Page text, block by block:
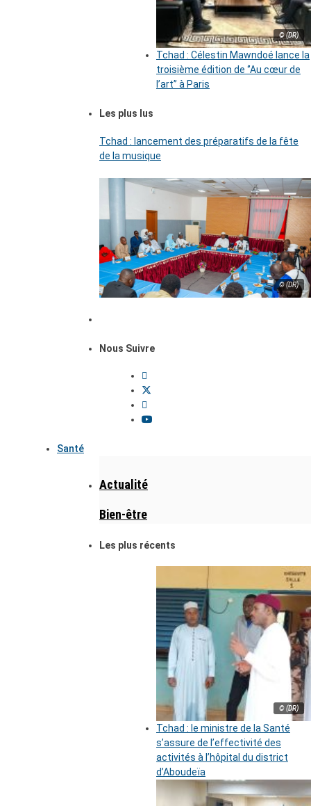
© (DR)
Tchad : Célestin Mawndoé lance la
troisième édition de ‘’Au cœur de
l’art’’ à Paris
Les plus lus
Tchad : lancement des préparatifs de la fête
de la musique
© (DR)
Nous Suivre
Santé
Actualité
Bien-être
Les plus récents
© (DR)
Tchad : le ministre de la Santé
s’assure de l’effectivité des
activités à l’hôpital du district
d’Aboudeïa